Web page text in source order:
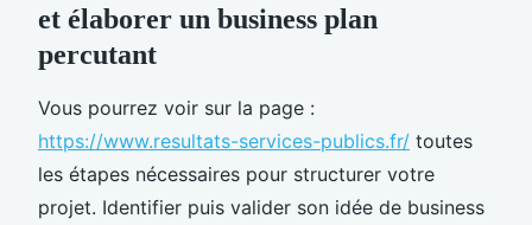
et élaborer un business plan
percutant
Vous pourrez voir sur la page :
https://www.resultats-services-publics.fr/ toutes
les étapes nécessaires pour structurer votre
projet. Identifier puis valider son idée de business